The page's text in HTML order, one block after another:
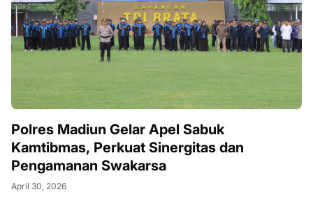
Polres Madiun Gelar Apel Sabuk
Kamtibmas, Perkuat Sinergitas dan
Pengamanan Swakarsa
April 30, 2026